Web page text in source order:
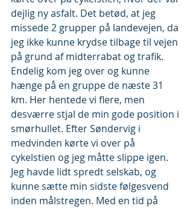
dejlig ny asfalt. Det betød, at jeg
missede 2 grupper på landevejen, da
jeg ikke kunne krydse tilbage til vejen
på grund af midterrabat og trafik.
Endelig kom jeg over og kunne
hænge på en gruppe de næste 31
km. Her hentede vi flere, men
desværre stjal de min gode position i
smørhullet. Efter Søndervig i
medvinden kørte vi over på
cykelstien og jeg måtte slippe igen.
Jeg havde lidt spredt selskab, og
kunne sætte min sidste følgesvend
inden målstregen. Med en tid på